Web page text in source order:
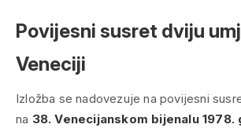
Povijesni susret dviju
Veneciji
Izložba se nadovezuje na povijesni
na 38. Venecijanskom bijenalu 1978.